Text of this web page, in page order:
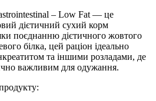
– Low Fat — це
дієтичний сухий корм
поєднанню дієтичного жовтого
білка, цей раціон ідеально
та іншими розладами, де
важливим для одужання.